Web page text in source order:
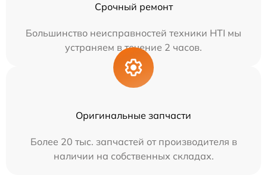
Срочный ремонт
Большинство неисправностей техники HTI мы
устраняем в течение 2 часов.
Оригинальные запчасти
Более 20 тыс. запчастей от производителя в
наличии на собственных складах.